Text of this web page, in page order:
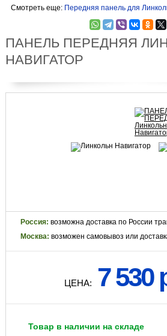
Смотреть еще: Передняя панель для
ПАНЕЛЬ ПЕРЕДНЯЯ
НАВИГАТОР
Россия: возможна доставка по России
Москва: возможен самовывоз или
ЦЕНА: 7 530
Товар в наличии на складе